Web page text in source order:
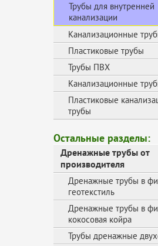
Трубы для внутренней
канализации
Канализационные
Пластиковые трубы
Трубы ПВХ
Канализационные
Пластиковые
трубы
Остальные разделы:
Дренажные трубы от
производителя
Дренажные трубы в
геотекстиль
Дренажные трубы в
кокосовая койра
Трубы дренажные